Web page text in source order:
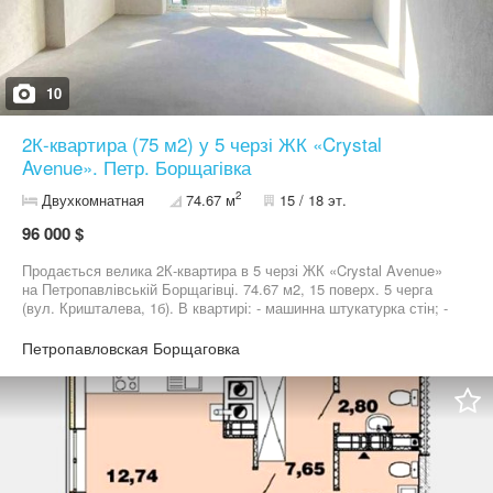
10
2К-квартира (75 м2) у 5 черзі ЖК «Crystal
Avenue». Петр. Борщагівка
Двухкомнатная 74.67 м2 15 / 18 эт.
96 000 $
Продається велика 2К-квартира в 5 черзі ЖК «Crystal Avenue»
на Петропавлівській Борщагівці. 74.67 м2, 15 поверх. 5 черга
(вул. Кришталева, 1б). В квартирі: - машинна штукатурка стін; -
- індивідуальне; - необхідні лічильники, є вікна і вхідні двері;
Поруч з ЖК розташовані: - кав'ярні, дитячі кафе, ресторани; -
озеро і парк; - торговий центр, супермаркет, магазин продуктів,
зоомагазини; - стоматологія, аптеки, салони краси; - зупинка
транспорту. Є також власна інфраструктура на території ЖК
Комплекс розташовано в 5 хвилинах ходьби від Києва та в 7
хвилинах їзди від м. «Житомирська».
Петропавловская Борщаговка